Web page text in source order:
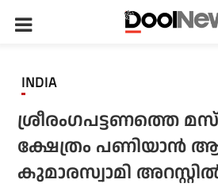
INDIA
ശ്രീരംഗപട്ടണത്തെ
ക്ഷേത്രം പണിയാന്‍
കുമാരസ്വാമി